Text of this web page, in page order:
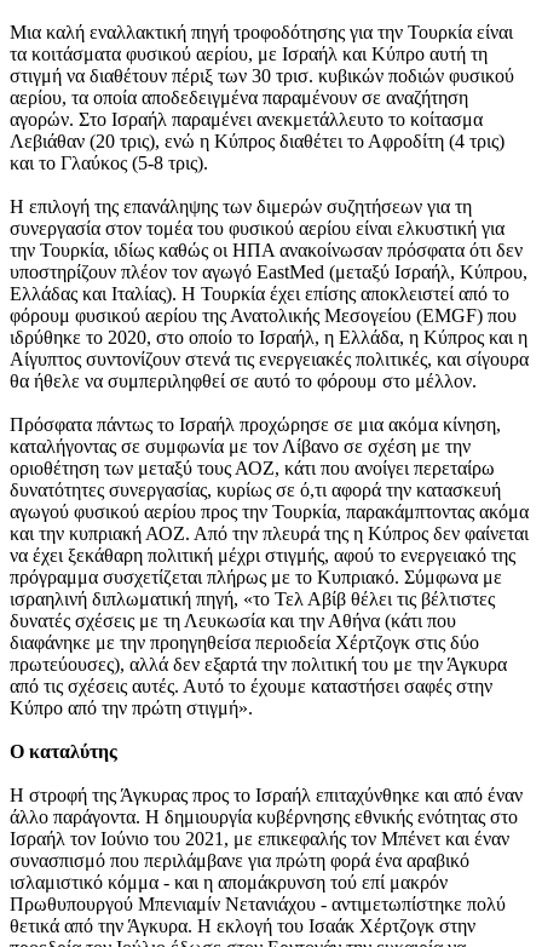
Μια καλή εναλλακτική πηγή τροφοδότησης για την Τουρκία είναι
τα κοιτάσματα φυσικού αερίου, με Ισραήλ και Κύπρο αυτή τη
στιγμή να διαθέτουν πέριξ των 30 τρισ. κυβικών ποδιών φυσικού
αερίου, τα οποία αποδεδειγμένα παραμένουν σε αναζήτηση
αγορών. Στο Ισραήλ παραμένει ανεκμετάλλευτο το κοίτασμα
Λεβιάθαν (20 τρις), ενώ η Κύπρος διαθέτει το Αφροδίτη (4 τρις)
και το Γλαύκος (5-8 τρις).
Η επιλογή της επανάληψης των διμερών συζητήσεων για τη
συνεργασία στον τομέα του φυσικού αερίου είναι ελκυστική για
την Τουρκία, ιδίως καθώς οι ΗΠΑ ανακοίνωσαν πρόσφατα ότι δεν
υποστηρίζουν πλέον τον αγωγό EastMed (μεταξύ Ισραήλ, Κύπρου,
Ελλάδας και Ιταλίας). Η Τουρκία έχει επίσης αποκλειστεί από το
φόρουμ φυσικού αερίου της Ανατολικής Μεσογείου (EMGF) που
ιδρύθηκε το 2020, στο οποίο το Ισραήλ, η Ελλάδα, η Κύπρος και η
Αίγυπτος συντονίζουν στενά τις ενεργειακές πολιτικές, και σίγουρα
θα ήθελε να συμπεριληφθεί σε αυτό το φόρουμ στο μέλλον.
Πρόσφατα πάντως το Ισραήλ προχώρησε σε μια ακόμα κίνηση,
καταλήγοντας σε συμφωνία με τον Λίβανο σε σχέση με την
οριοθέτηση των μεταξύ τους ΑΟΖ, κάτι που ανοίγει περεταίρω
δυνατότητες συνεργασίας, κυρίως σε ό,τι αφορά την κατασκευή
αγωγού φυσικού αερίου προς την Τουρκία, παρακάμπτοντας ακόμα
και την κυπριακή ΑΟΖ. Από την πλευρά της η Κύπρος δεν φαίνεται
να έχει ξεκάθαρη πολιτική μέχρι στιγμής, αφού το ενεργειακό της
πρόγραμμα συσχετίζεται πλήρως με το Κυπριακό. Σύμφωνα με
ισραηλινή διπλωματική πηγή, «το Τελ Αβίβ θέλει τις βέλτιστες
δυνατές σχέσεις με τη Λευκωσία και την Αθήνα (κάτι που
διαφάνηκε με την προηγηθείσα περιοδεία Χέρτζογκ στις δύο
πρωτεύουσες), αλλά δεν εξαρτά την πολιτική του με την Άγκυρα
από τις σχέσεις αυτές. Αυτό το έχουμε καταστήσει σαφές στην
Κύπρο από την πρώτη στιγμή».
Ο καταλύτης
Η στροφή της Άγκυρας προς το Ισραήλ επιταχύνθηκε και από έναν
άλλο παράγοντα. Η δημιουργία κυβέρνησης εθνικής ενότητας στο
Ισραήλ τον Ιούνιο του 2021, με επικεφαλής τον Μπένετ και έναν
συνασπισμό που περιλάμβανε για πρώτη φορά ένα αραβικό
ισλαμιστικό κόμμα - και η απομάκρυνση τού επί μακρόν
Πρωθυπουργού Μπενιαμίν Νετανιάχου - αντιμετωπίστηκε πολύ
θετικά από την Άγκυρα. Η εκλογή του Ισαάκ Χέρτζογκ στην